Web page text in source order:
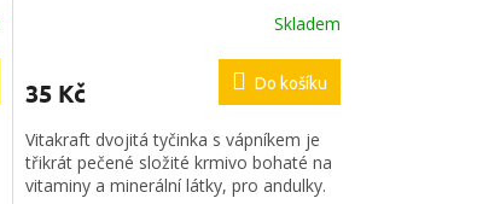
Skladem
35 Kč Do košíku
Vitakraft dvojitá tyčinka s vápníkem je
třikrát pečené složité krmivo bohaté na
vitaminy a minerální látky, pro andulky.